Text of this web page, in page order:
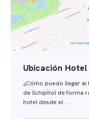
Ubicación Hotel
¿Cómo puedo llegar
de Schiphol de forma
hotel desde el …